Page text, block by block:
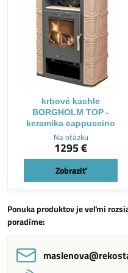
krbové kachle
BORGHOLM TOP -
keramika cappuccino
Na otázku
1295 €
Zobraziť
Ponuka produktov je veľmi
poradíme: